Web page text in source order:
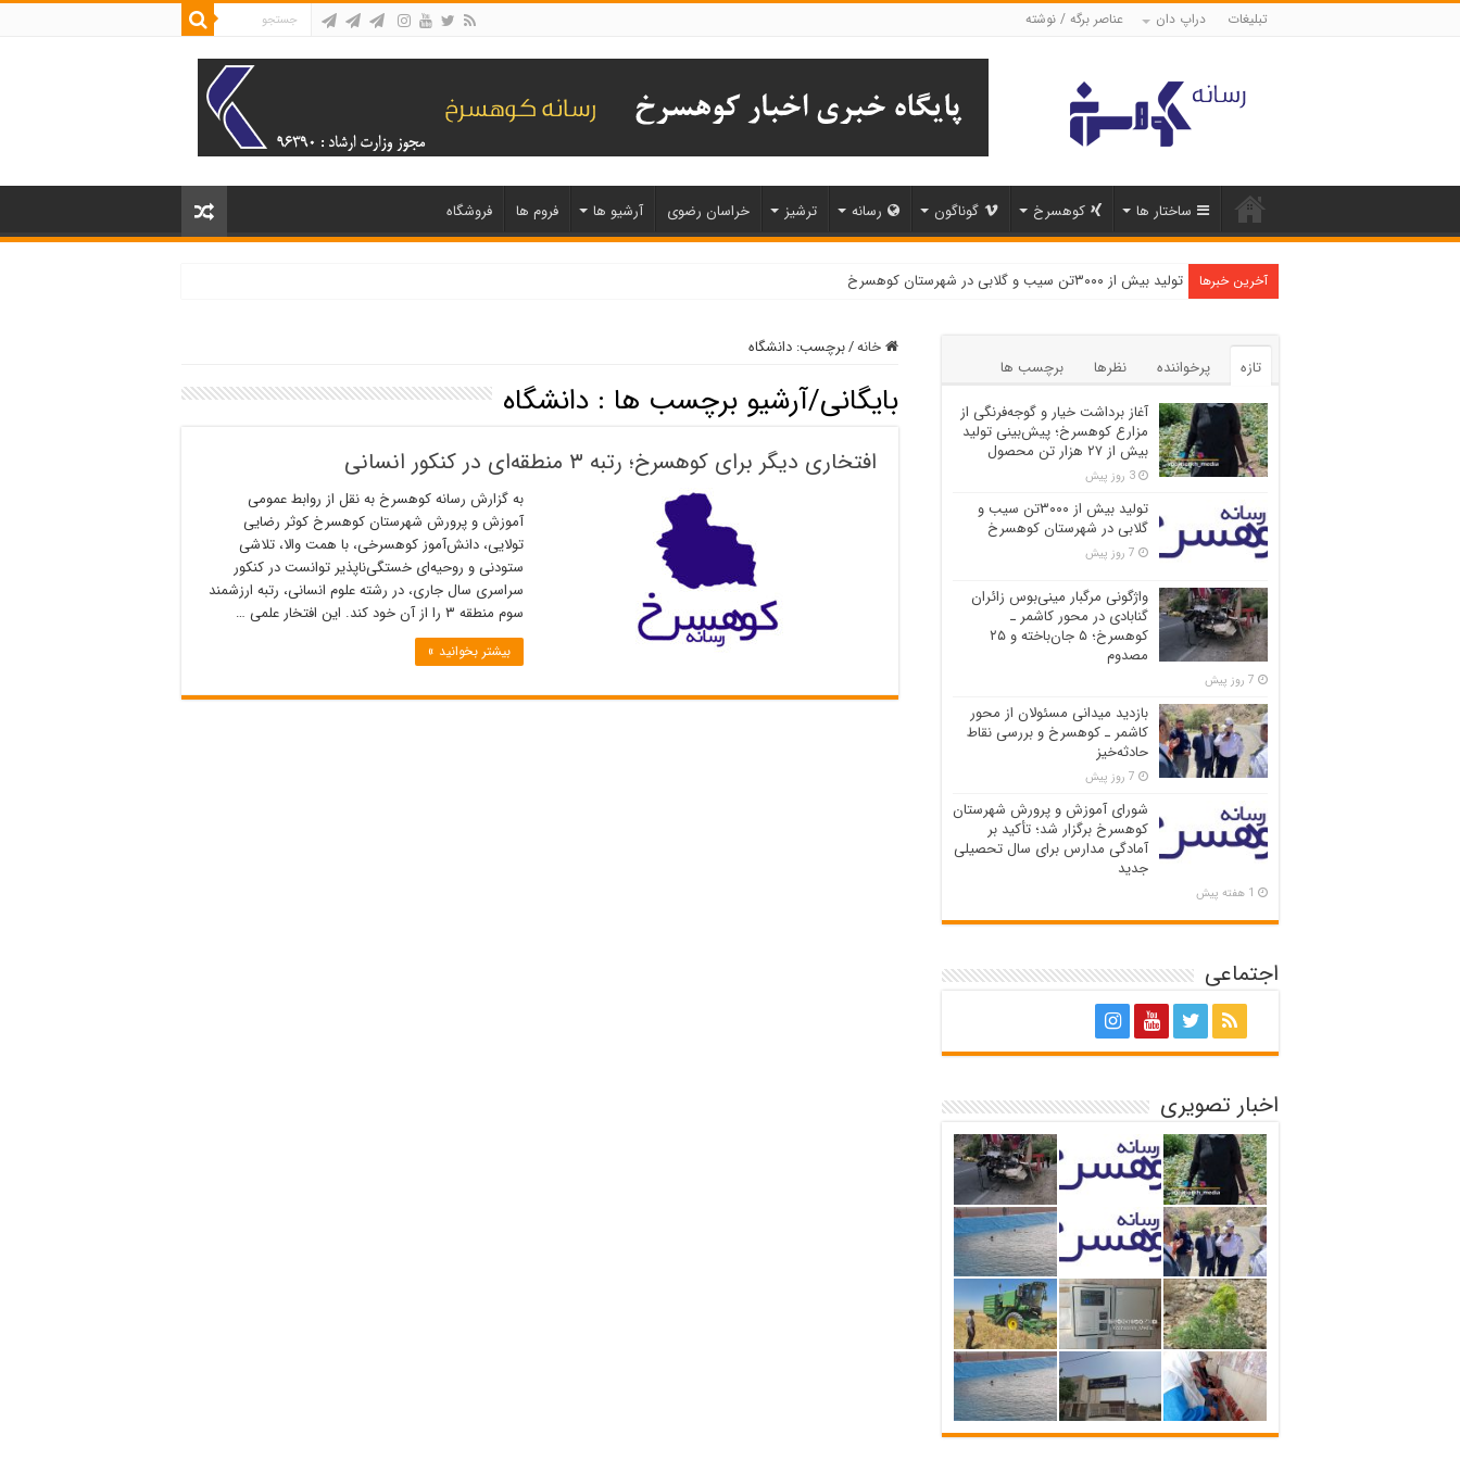
تبلیغات دراپ دان عناصر برگه / نوشته
ساختار ها کوهسرخ گوناگون رسانه ترشیز خراسان رضوی آرشیو ها فروم ها فروشگاه
آخرین خبرها تولید بیش از ۳۰۰۰تن سیب و گلابی در شهرستان کوهسرخ
خانه/برچسب: دانشگاه
بایگانی/آرشیو برچسب ها : دانشگاه
افتخاری دیگر برای کوهسرخ؛ رتبه ۳ منطقه‌ای در کنکور انسانی
به گزارش رسانه کوهسرخ به نقل از روابط عمومی
آموزش و پرورش شهرستان کوهسرخ کوثر رضایی
تولایی، دانش‌آموز کوهسرخی، با همت والا، تلاشی
ستودنی و روحیه‌ای خستگی‌ناپذیر توانست در کنکور
سراسری سال جاری، در رشته علوم انسانی، رتبه ارزشمند
سوم منطقه ۳ را از آن خود کند. این افتخار علمی …
بیشتر بخوانید »
تازه پرخواننده نظرها
برچسب ها
آغاز برداشت خیار و گوجه‌فرنگی از
مزارع کوهسرخ؛ پیش‌بینی تولید
بیش از ۲۷ هزار تن محصول
3 روز پیش
تولید بیش از ۳۰۰۰تن سیب و
گلابی در شهرستان کوهسرخ
7 روز پیش
واژگونی مرگبار مینی‌بوس زائران
گنابادی در محور کاشمر ـ
کوهسرخ؛ ۵ جان‌باخته و ۲۵
مصدوم
7 روز پیش
بازدید میدانی مسئولان از محور
کاشمر ـ کوهسرخ و بررسی نقاط
حادثه‌خیز
7 روز پیش
شورای آموزش و پرورش شهرستان
کوهسرخ برگزار شد؛ تأکید بر
آمادگی مدارس برای سال تحصیلی
جدید
1 هفته پیش
اجتماعی
اخبار تصویری